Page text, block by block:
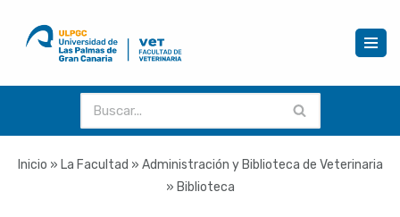
Saltar
Inicio » La Facultad » Administración y Biblioteca de Veterinaria
» Biblioteca